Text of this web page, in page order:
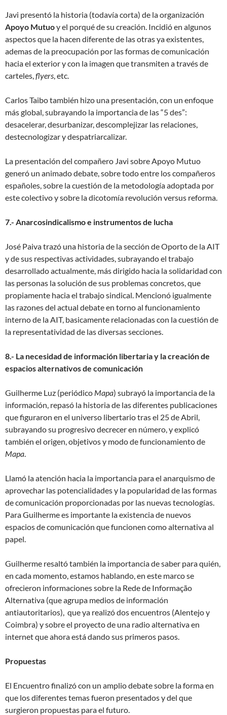
Javi presentó la historia (todavía corta) de la organización
Apoyo Mutuoy el porqué de su creación. Incidió en algunos
aspectos que la hacen diferente de las otras ya existentes,
ademas de la preocupación por las formas de comunicación
hacia el exterior y con la imagen que transmiten a través de
carteles,flyers, etc.
Carlos Taibo también hizo una presentación, con un enfoque
más global, subrayando la importancia de las “5 des”:
desacelerar, desurbanizar, descomplejizar las relaciones,
destecnologizar y despatriarcalizar.
La presentación del compañero Javi sobre Apoyo Mutuo
generó un animado debate, sobre todo entre los compañeros
españoles, sobre la cuestión de la metodología adoptada por
este colectivo y sobre la dicotomía revolución versus reforma.
7.- Anarcosindicalismo e instrumentos de lucha
José Paiva trazó una historia de la sección de Oporto de la AIT
y de sus respectivas actividades, subrayando el trabajo
desarrollado actualmente, más dirigido hacia la solidaridad con
las personas la solución de sus problemas concretos, que
propiamente hacia el trabajo sindical. Mencionó igualmente
las razones del actual debate en torno al funcionamiento
interno de la AIT, basicamente relacionadas con la cuestión de
la representatividad de las diversas secciones.
8.- La necesidad de información libertaria y la creación de
espacios alternativos de comunicación
Guilherme Luz (periódico Mapa) subrayó la importancia de la
información, repasó la historia de las diferentes publicaciones
que figuraron en el universo libertario tras el 25 de Abril,
subrayando su progresivo decrecer en número, y explicó
también el origen, objetivos y modo de funcionamiento de
Mapa.
Llamó la atención hacia la importancia para el anarquismo de
aprovechar las potencialidades y la popularidad de las formas
de comunicación proporcionadas por las nuevas tecnologías.
Para Guilherme es importante la existencia de nuevos
espacios de comunicación que funcionen como alternativa al
papel.
Guilherme resaltó también la importancia de saber para quién,
en cada momento, estamos hablando, en este marco se
ofrecieron informaciones sobre la Rede de Informação
Alternativa (que agrupa medios de información
antiautoritarios), que ya realizó dos encuentros (Alentejo y
Coimbra) y sobre el proyecto de una radio alternativa en
internet que ahora está dando sus primeros pasos.
Propuestas
El Encuentro finalizó con un amplio debate sobre la forma en
que los diferentes temas fueron presentados y del que
surgieron propuestas para el futuro.